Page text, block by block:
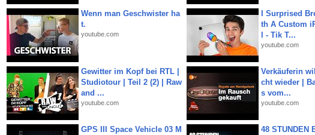
Wenn man Geschwister ha
t.
youtube.com
I Surprised
th A Custom
l - Tik T...
youtube.com
Gewitter im Kopf bei RTL |
Studiotour | Teil 2 (2) | Raw
and ...
youtube.com
Verkäuferin
cht wieder |
s vom...
youtube.com
GPS III Space Vehicle 03 M
48 STUNDEN